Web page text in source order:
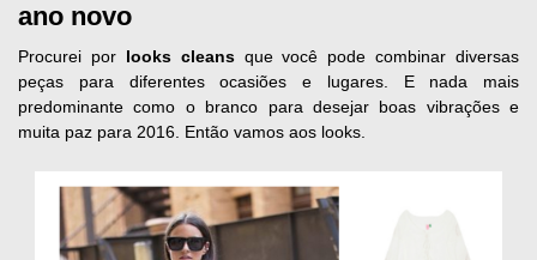
ano novo
Procurei por looks cleansque você pode combinar diversas
peças para diferentes ocasiões e lugares. E nada mais
predominante como o branco para desejar boas vibrações e
muita paz para 2016. Então vamos aos looks.